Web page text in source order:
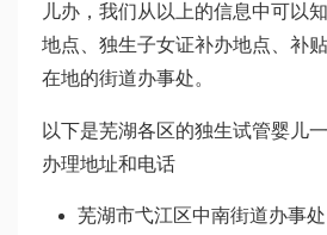
儿办，我们从以上的信息中可以
地点、独生子女证补办地点、补
在地的街道办事处。
以下是芜湖各区的独生试管婴儿
办理地址和电话
芜湖市弋江区中南街道办事处